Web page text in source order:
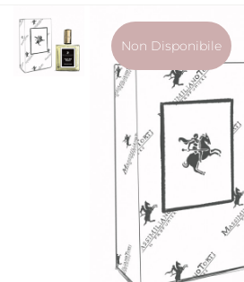
Non Disponibile